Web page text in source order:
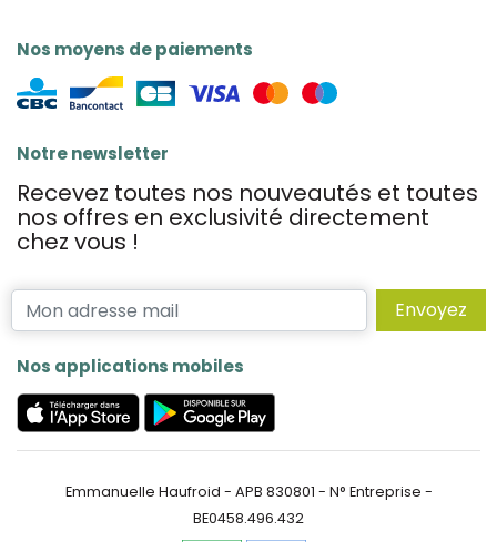
Nos moyens de paiements
Notre newsletter
Recevez toutes nos nouveautés et toutes
nos offres en exclusivité directement
chez vous !
Envoyez
Nos applications mobiles
Emmanuelle Haufroid - APB 830801 - N° Entreprise -
BE0458.496.432